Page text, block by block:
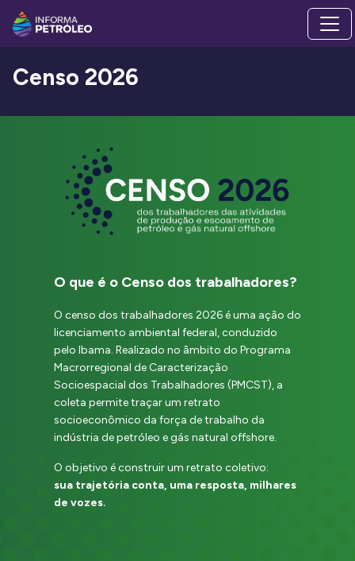
Censo 2026
O que é o Censo dos trabalhadores?
O censo dos trabalhadores 2026 é uma ação do
licenciamento ambiental federal, conduzido
pelo Ibama. Realizado no âmbito do Programa
Macrorregional de Caracterização
Socioespacial dos Trabalhadores (PMCST), a
coleta permite traçar um retrato
socioeconômico da força de trabalho da
indústria de petróleo e gás natural offshore.
O objetivo é construir um retrato coletivo:
sua trajetória conta, uma resposta, milhares
de vozes.